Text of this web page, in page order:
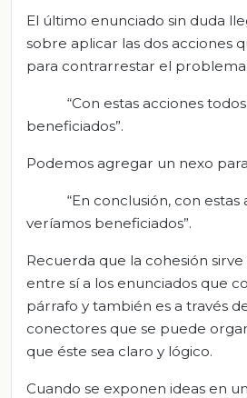
El último enunciado sin duda
sobre aplicar las dos acciones
para contrarrestar el problema
“Con estas acciones
beneficiados”.
Podemos agregar un nexo
“En conclusión, con
veríamos beneficiados”.
Recuerda que la cohesión
entre sí a los enunciados que
párrafo y también es a través
conectores que se puede
que éste sea claro y lógico.
Cuando se exponen ideas en